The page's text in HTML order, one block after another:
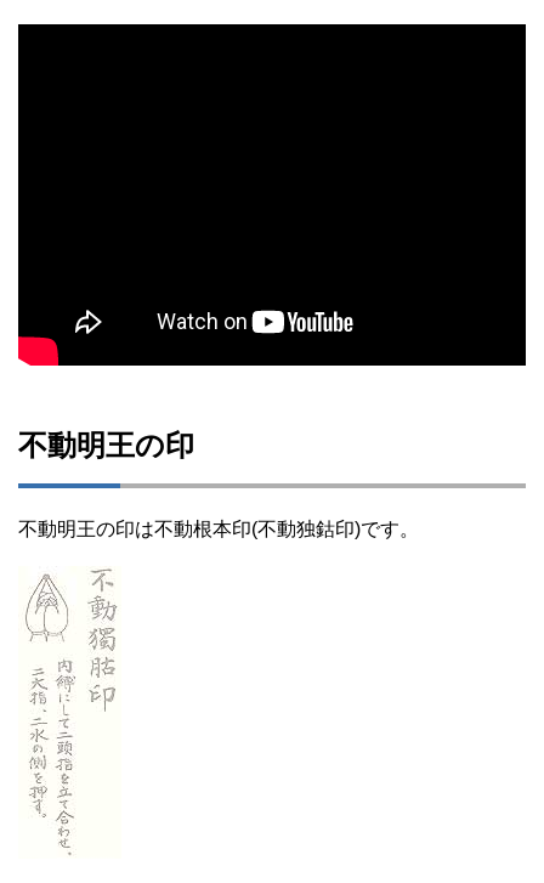
不動明王の印
不動明王の印は不動根本印(不動独鈷印)です。